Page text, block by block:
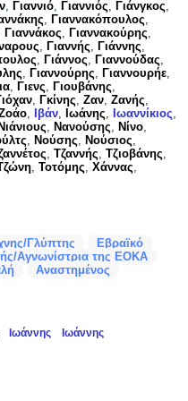
, Γιαννιό, Γιαννιός, Γιάνγκος,
, Γιαννακόπουλος,
Γιαννάκος, Γιαννακούρης,
, Γιαννής, Γιάννης,
, Γιάννος, Γιαννούδας,
, Γιαννούρης, Γιαννουρήε,
, Γιενς, Γιουβάνης,
, Γκίνης, Ζαν, Ζανής,
, Ιβάν, Ιωάνης, Ιωαννίκιος,
Νιάνιους, Νανούσης, Νίνο,
, Νούσης, Νούσιος,
, Τζαννής, Τζιοβάνης,
, Τοτόμης, Χάννας,
Γλύπτης
Εβραϊκό
Αγνωνίστρια της ΕΟΚΑ
Αναστημένος
Ιωάννης Ιωάννης